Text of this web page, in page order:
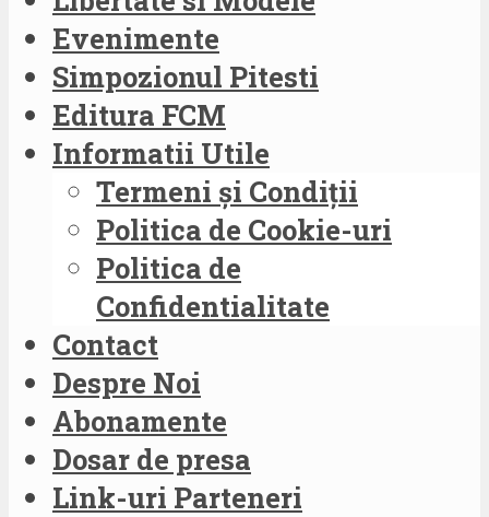
Evenimente
Simpozionul Pitesti
Editura FCM
Informatii Utile
Termeni și Condiții
Politica de Cookie-uri
Politica de
Confidentialitate
Contact
Despre Noi
Abonamente
Dosar de presa
Link-uri Parteneri